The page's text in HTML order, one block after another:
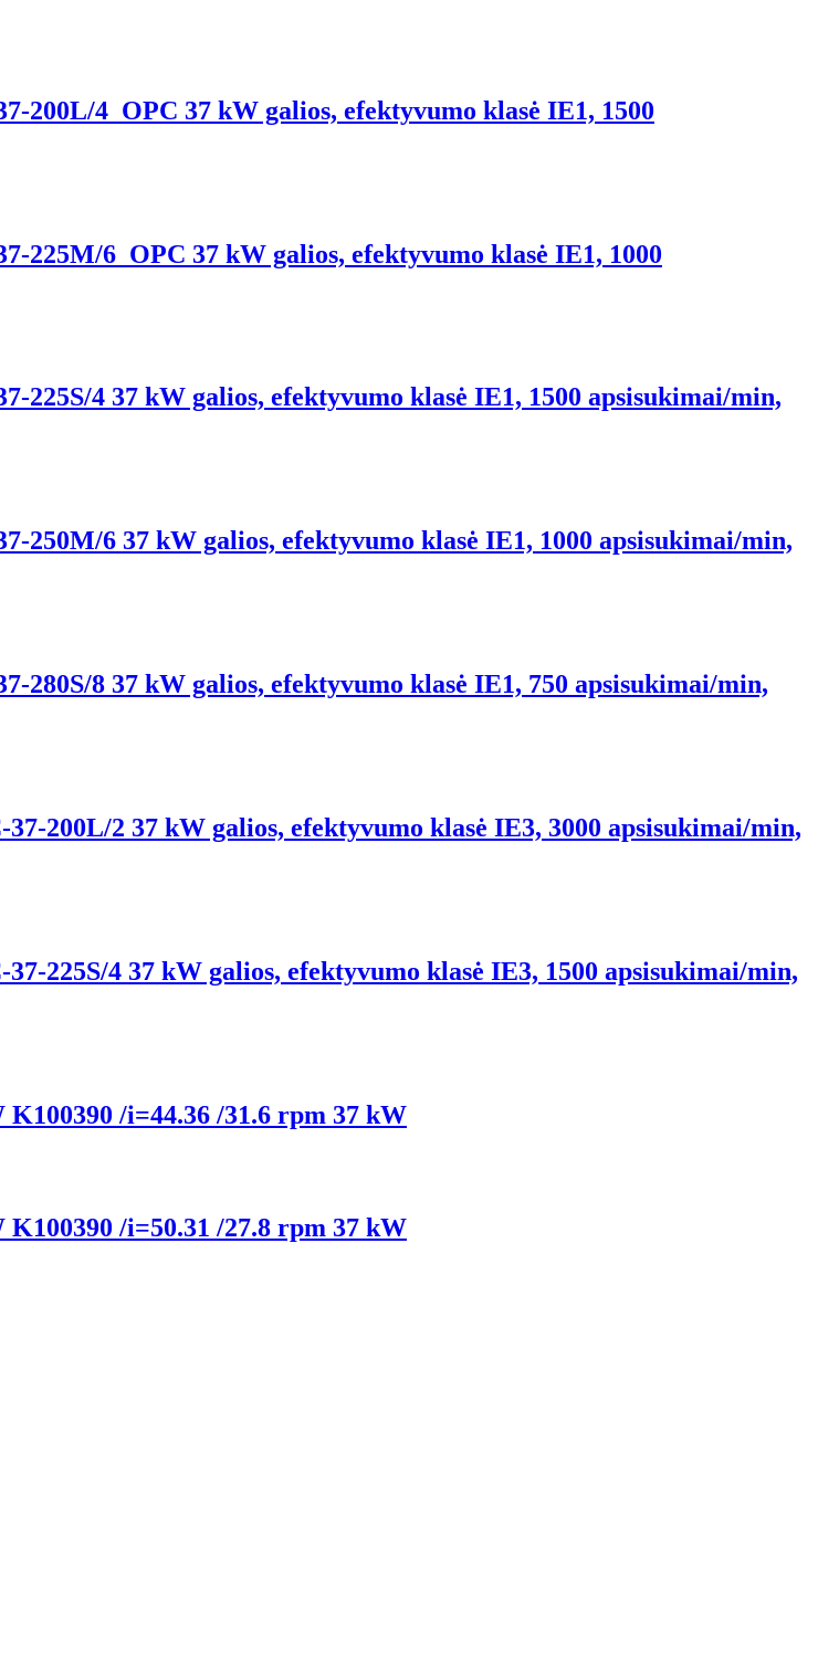
4_OPC 37 kW galios, efektyvumo klasė IE1, 1500
6_OPC 37 kW galios, efektyvumo klasė IE1, 1000
4 37 kW galios, efektyvumo klasė IE1, 1500 apsisukimai/min,
6 37 kW galios, efektyvumo klasė IE1, 1000 apsisukimai/min,
8 37 kW galios, efektyvumo klasė IE1, 750 apsisukimai/min,
200L/2 37 kW galios, efektyvumo klasė IE3, 3000 apsisukimai/min,
225S/4 37 kW galios, efektyvumo klasė IE3, 1500 apsisukimai/min,
/i=44.36 /31.6 rpm 37 kW
/i=50.31 /27.8 rpm 37 kW